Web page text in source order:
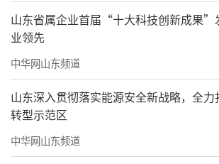
山东省属企业首届“十大科技创新成果
业领先
中华网山东频道
山东深入贯彻落实能源安全新战略，全
转型示范区
中华网山东频道